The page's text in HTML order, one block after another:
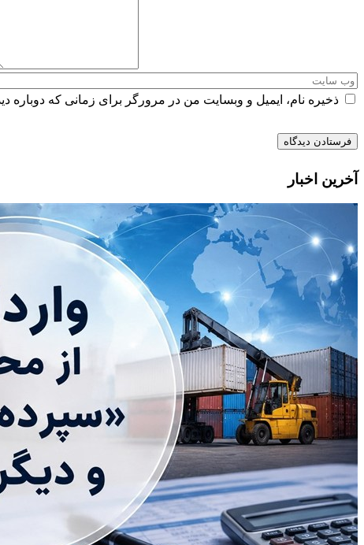
ذخیره نام، ایمیل و وبسایت من در مرورگر برای زمانی که دوباره
آخرین اخبار